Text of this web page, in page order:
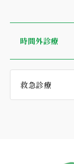
時間外診療
救急診療